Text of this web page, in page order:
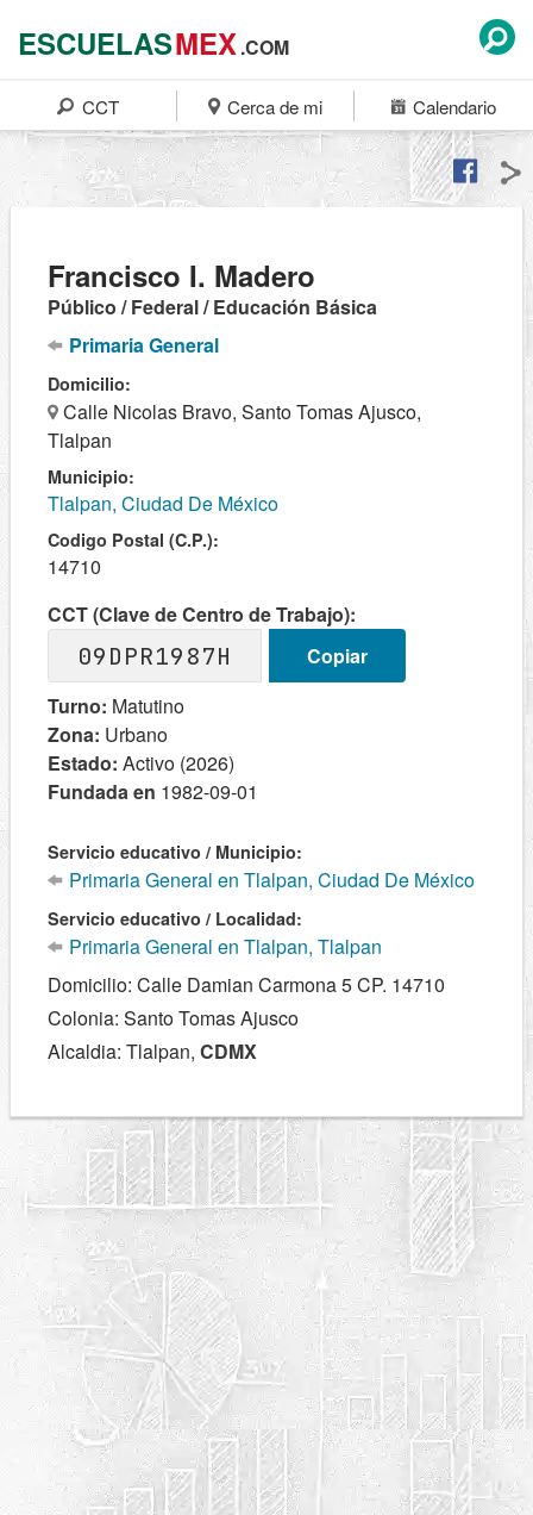
ESCUELASMEX.COM
CCT Cerca de mi Calendario
Francisco I. Madero
Público / Federal / Educación Básica
Primaria General
Domicilio:
Calle Nicolas Bravo, Santo Tomas Ajusco,
Tlalpan
Municipio:
Tlalpan, Ciudad De México
Codigo Postal (C.P.):
14710
CCT (Clave de Centro de Trabajo):
09DPR1987H
Copiar
Turno: Matutino
Zona: Urbano
Estado: Activo (2026)
Fundada en 1982-09-01
Servicio educativo / Municipio:
Primaria General en Tlalpan, Ciudad De México
Servicio educativo / Localidad:
Primaria General en Tlalpan, Tlalpan
Domicilio: Calle Damian Carmona 5 CP. 14710
Colonia: Santo Tomas Ajusco
Alcaldia: Tlalpan, CDMX